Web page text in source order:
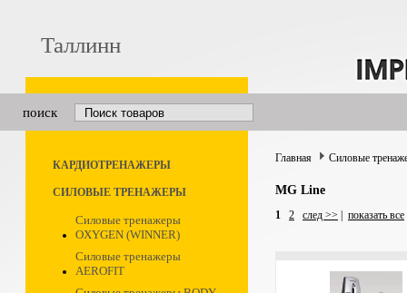
Таллинн
поиск
КАРДИОТРЕНАЖЕРЫ
СИЛОВЫЕ ТРЕНАЖЕРЫ
Силовые тренажеры
OXYGEN (WINNER)
Силовые тренажеры
AEROFIT
Главная Силовые
MG Line
1 2 след >> показать все